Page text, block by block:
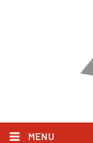
MENU